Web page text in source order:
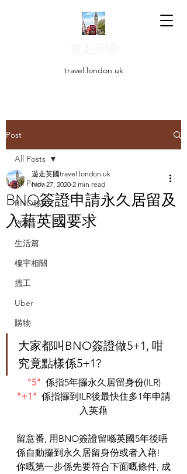
travel.london.uk
Post
All Posts
BNO移民
汽車
生活篇
樓宇相關
搵工
Uber
購物
All Posts
BNO簽證申請永久居留及
入藉英國要求
遊走英國travel.london.uk
Nov 27, 2020 2 min read
大家都叫BNO簽證做5+1, 咁
究竟點樣係5+1?
"5" 係指5年攞永久居留身份(ILR)
"+1"
  係指攞到ILR後最快住多1年申請
入英藉
留意番, 用BNO簽證留喺英國5年後唔
係自動攞到永久居留身份或者入藉!
你嘅第一步係先要符合下面嘅條件, 成